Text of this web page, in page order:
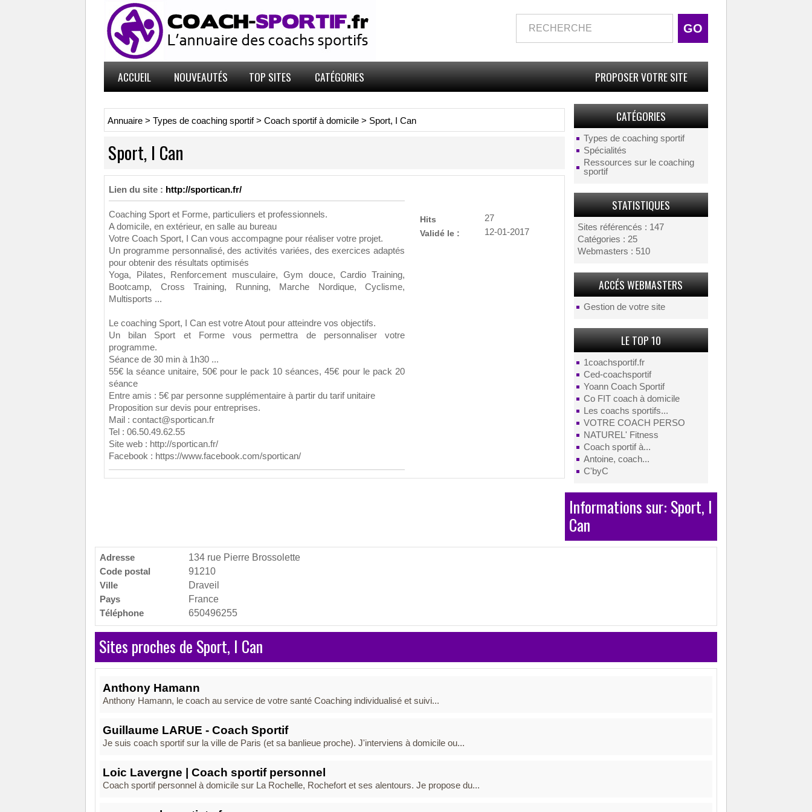
ACCUEIL NOUVEAUTÉS TOP SITES CATÉGORIES PROPOSER VOTRE SITE
CATÉGORIES
Types de coaching sportif
Spécialités
Ressources sur le coaching
sportif
STATISTIQUES
Sites référencés : 147
Catégories : 25
Webmasters : 510
ACCÉS WEBMASTERS
Gestion de votre site
LE TOP 10
1coachsportif.fr
Ced-coachsportif
Yoann Coach Sportif
Co FIT coach à domicile
Les coachs sportifs...
VOTRE COACH PERSO
NATUREL' Fitness
Coach sportif à...
Antoine, coach...
C'byC
Annuaire > Types de coaching sportif> Coach sportif à domicile > Sport, I Can
Sport, I Can
Lien du site : http://sportican.fr/
Coaching Sport et Forme, particuliers et professionnels.
A domicile, en extérieur, en salle au bureau
Votre Coach Sport, I Can vous accompagne pour réaliser votre projet.
Un programme personnalisé, des activités variées, des exercices adaptés
pour obtenir des résultats optimisés
Yoga, Pilates, Renforcement musculaire, Gym douce, Cardio Training,
Bootcamp, Cross Training, Running, Marche Nordique, Cyclisme,
Multisports ...
Le coaching Sport, I Can est votre Atout pour atteindre vos objectifs.
Un bilan Sport et Forme vous permettra de personnaliser votre
programme.
Séance de 30 min à 1h30 ...
55€ la séance unitaire, 50€ pour le pack 10 séances, 45€ pour le pack 20
séance
Entre amis : 5€ par personne supplémentaire à partir du tarif unitaire
Proposition sur devis pour entreprises.
Mail : contact@sportican.fr
Tel : 06.50.49.62.55
Site web : http://sportican.fr/
Facebook : https://www.facebook.com/sportican/
Hits
27
Validé le :
12-01-2017
Informations sur: Sport, I
Can
Adresse
134 rue Pierre Brossolette
Code postal
91210
Ville
Draveil
Pays
France
Téléphone
650496255
Sites proches de Sport, I Can
Anthony Hamann
Anthony Hamann, le coach au service de votre santé Coaching individualisé et suivi...
Guillaume LARUE - Coach Sportif
Je suis coach sportif sur la ville de Paris (et sa banlieue proche). J'interviens à domicile ou...
Loic Lavergne | Coach sportif personnel
Coach sportif personnel à domicile sur La Rochelle, Rochefort et ses alentours. Je propose du...